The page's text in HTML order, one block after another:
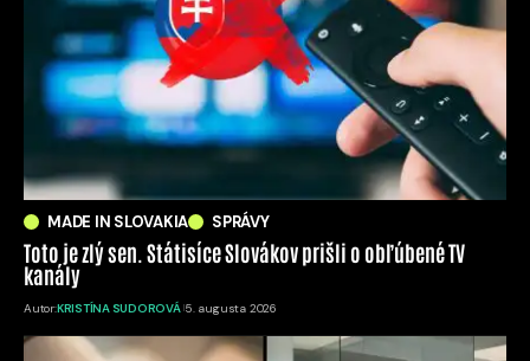
MADE IN SLOVAKIA SPRÁVY
Toto je zlý sen. Státisíce Slovákov prišli o obľúbené TV
kanály
Autor:KRISTÍNA SUDOROVÁ 5. augusta 2026